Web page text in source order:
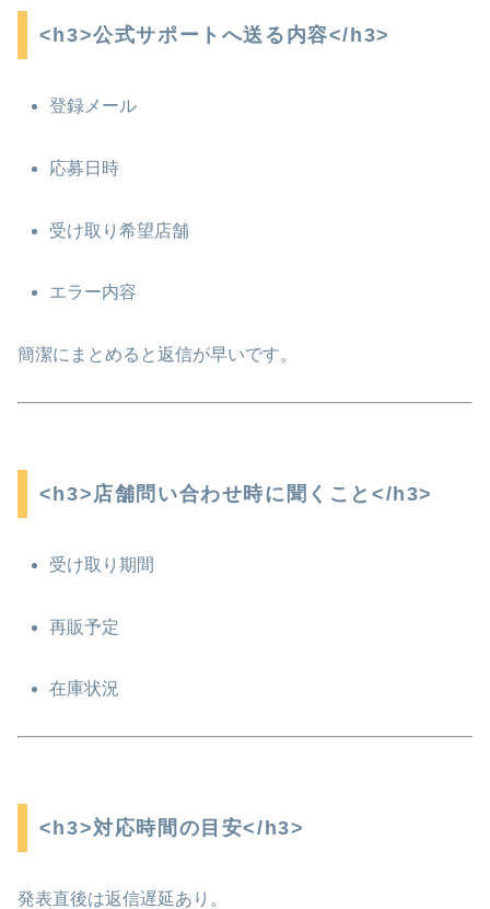
<h3>公式サポートへ送る内容</h3>
登録メール
応募日時
受け取り希望店舗
エラー内容
簡潔にまとめると返信が早いです。
<h3>店舗問い合わせ時に聞くこと</h3>
受け取り期間
再販予定
在庫状況
<h3>対応時間の目安</h3>
発表直後は返信遅延あり。